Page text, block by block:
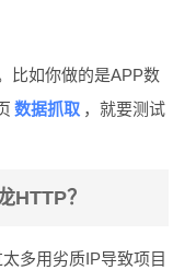
比如你做的是APP数
数据抓取 ，就要测试
HTTP？
多用劣质IP导致项目